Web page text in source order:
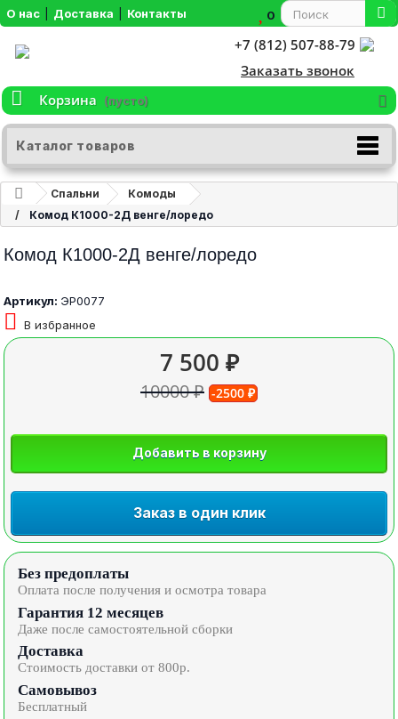
О нас Доставка Контакты 0
+7 (812) 507-88-79
Заказать звонок
Корзина
(пусто)
Каталог товаров
Спальни
Комоды
Комод К1000-2Д венге/лоредо
Комод К1000-2Д венге/лоредо
Артикул: ЭР0077
В избранное
7 500 ₽
10000 ₽ -2500 ₽
Добавить в корзину
Заказ в один клик
Без предоплаты
Оплата после получения и осмотра товара
Гарантия 12 месяцев
Даже после самостоятельной сборки
Доставка
Стоимость доставки от 800р.
Самовывоз
Бесплатный